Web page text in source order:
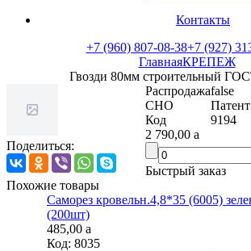
Контакты
+7 (960) 807-08-38+7 (927)
ГлавнаяКРЕПЕЖ
Гвозди 80мм строительный
Поделиться:
Распродажаfalse
СНО
Патент
Код
9194
2 790,00a
Быстрый заказ
Похожие товары
Саморез кровельн.4,8*35 (6005)
(200шт)
485,00a
Код:8035